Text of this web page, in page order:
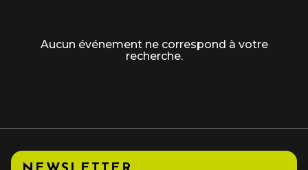
Aucun événement ne correspond à votre
recherche.